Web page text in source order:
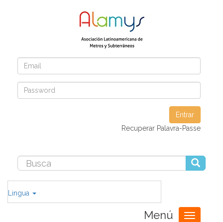
Entrar
Recuperar Palavra-Passe
Lingua
Menú
Toggle